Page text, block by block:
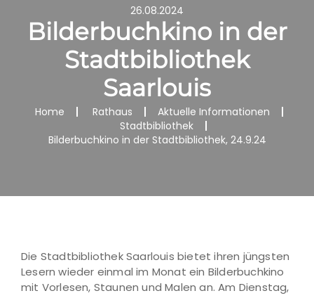
26.08.2024
Bilderbuchkino in der
Stadtbibliothek
Saarlouis
Home Rathaus
Aktuelle Informationen
Stadtbibliothek
Bilderbuchkino in der Stadtbibliothek, 24.9.24
Die Stadtbibliothek Saarlouis bietet ihren jüngsten
Lesern wieder einmal im Monat ein Bilderbuchkino
mit Vorlesen, Staunen und Malen an. Am Dienstag,